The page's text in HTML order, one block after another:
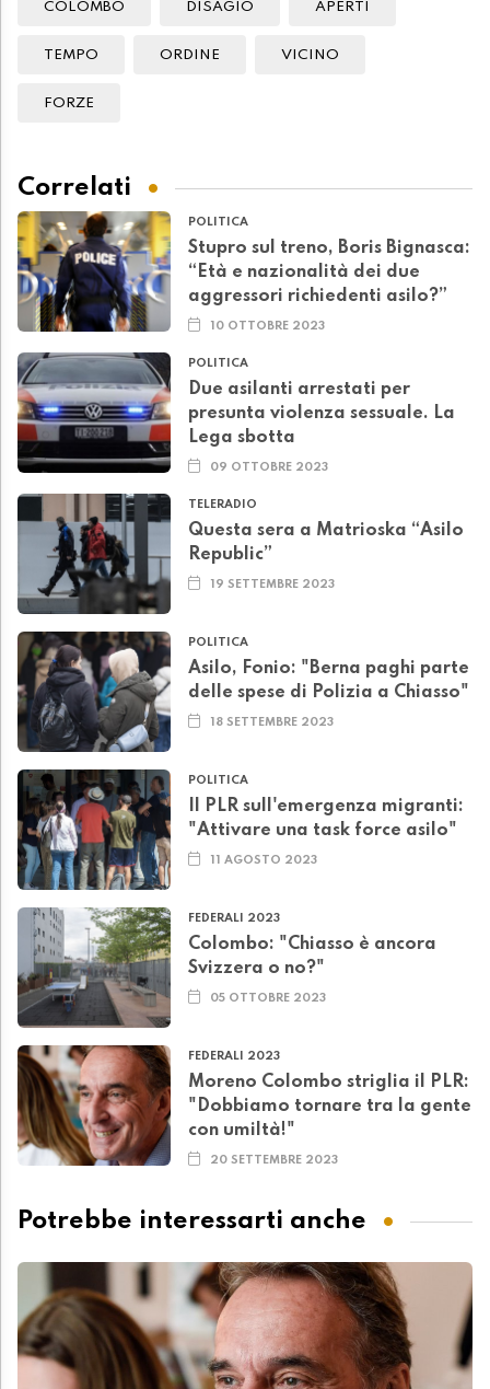
COLOMBO DISAGIO APERTI
TEMPO ORDINE VICINO
FORZE
Correlati
POLITICA
Stupro sul treno, Boris Bignasca:
“Età e nazionalità dei due
aggressori richiedenti asilo?”
10 OTTOBRE 2023
POLITICA
Due asilanti arrestati per
presunta violenza sessuale. La
Lega sbotta
09 OTTOBRE 2023
TELERADIO
Questa sera a Matrioska “Asilo
Republic”
19 SETTEMBRE 2023
POLITICA
Asilo, Fonio: "Berna paghi parte
delle spese di Polizia a Chiasso"
18 SETTEMBRE 2023
POLITICA
Il PLR sull'emergenza migranti:
"Attivare una task force asilo"
11 AGOSTO 2023
FEDERALI 2023
Colombo: "Chiasso è ancora
Svizzera o no?"
05 OTTOBRE 2023
FEDERALI 2023
Moreno Colombo striglia il PLR:
"Dobbiamo tornare tra la gente
con umiltà!"
20 SETTEMBRE 2023
Potrebbe interessarti anche